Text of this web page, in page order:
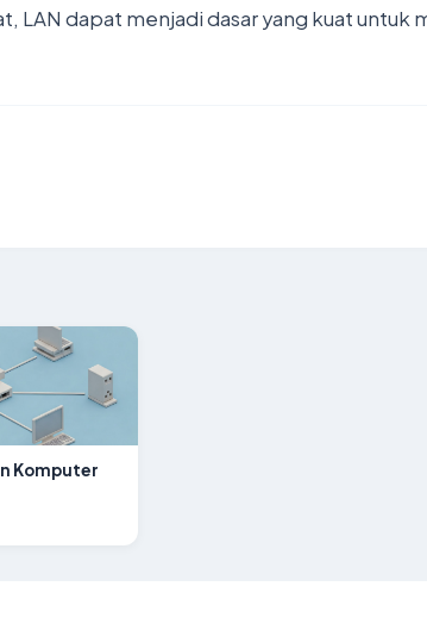
dapat menjadi dasar yang kuat untuk
Komputer